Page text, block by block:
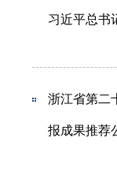
习近平总书
浙江省第二
报成果推荐